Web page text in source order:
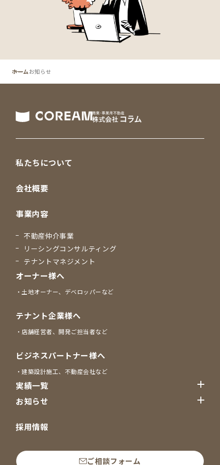
ホームお知らせ
私たちについて
会社概要
事業内容
不動産仲介事業
リーシングコンサルティング
テナントマネジメント
オーナー様へ
土地オーナー、デベロッパーなど
テナント企業様へ
店舗経営者、開発ご担当者など
ビジネスパートナー様へ
建築設計施工、不動産会社など
実績一覧
お知らせ
採用情報
ご相談フォーム